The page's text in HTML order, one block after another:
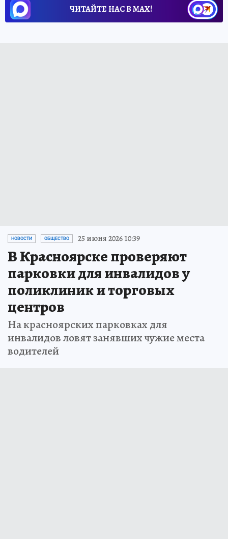
ЧИТАЙТЕ НАС В МАХ!
НОВОСТИ ОБЩЕСТВО 25 июня 2026 10:39
В Красноярске проверяют
парковки для инвалидов у
поликлиник и торговых
центров
На красноярских парковках для
инвалидов ловят занявших чужие места
водителей